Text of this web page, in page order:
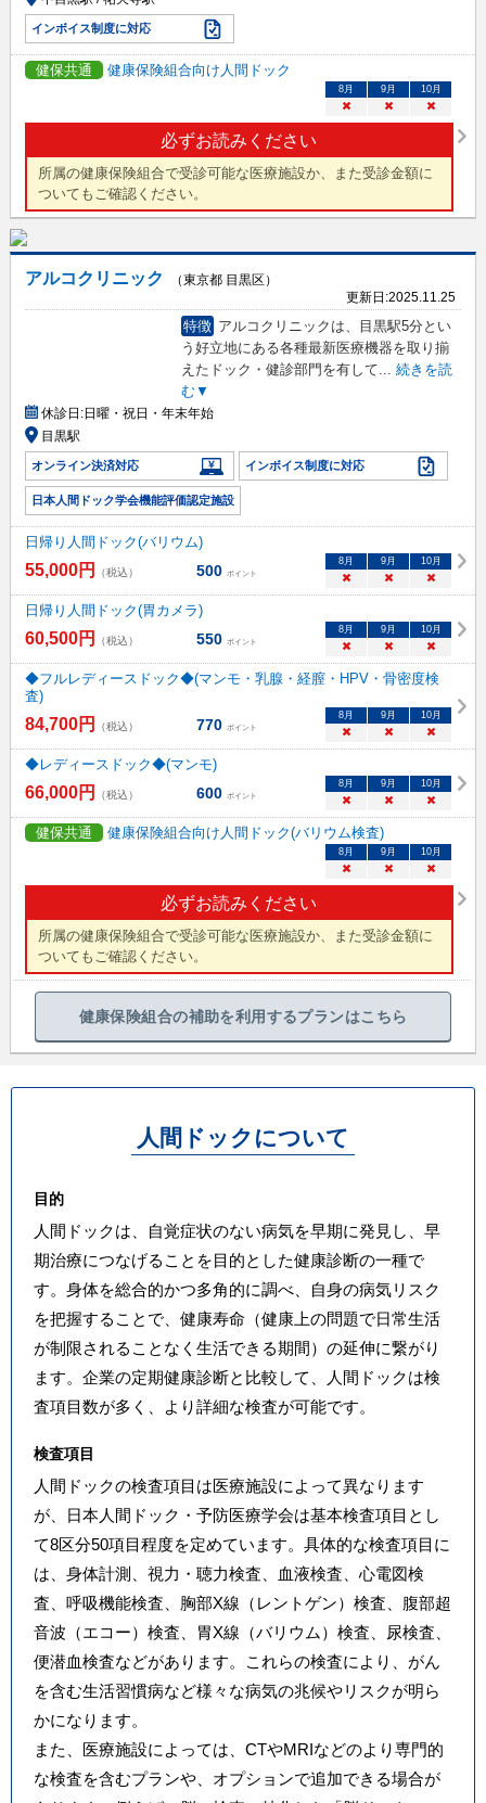
インボイス制度に対応
健保共通 健康保険組合向け人間ドック
必ずお読みください
所属の健康保険組合で受診可能な医療施設か、また受診金額に
ついてもご確認ください。
8月 9月 10月
× × ×
アルコクリニック
（東京都 目黒区）
更新日:2025.11.25
特徴 アルコクリニックは、目黒駅5分とい
う好立地にある各種最新医療機器を取り揃
えたドック・健診部門を有して
続きを読
む▼
休診日:日曜・祝日・年末年始
目黒駅
オンライン決済対応 インボイス制度に対応
日本人間ドック学会機能評価認定施設
日帰り人間ドック(バリウム)
55,000円 （税込） 500 ポイント
8 月 9 月 10月
× × ×
日帰り人間ドック(胃カメラ)
60,500円 （税込） 550 ポイント
8 月 9 月 10月
× × ×
◆フルレディースドック◆(マンモ・乳腺・経膣・HPV・骨密度検
査)
84,700円 （税込） 770 ポイント
8 月 9 月 10月
× × ×
◆レディースドック◆(マンモ)
66,000円 （税込） 600 ポイント
8 月 9 月 10月
× × ×
健保共通 健康保険組合向け人間ドック(バリウム検査)
必ずお読みください
所属の健康保険組合で受診可能な医療施設か、また受診金額に
ついてもご確認ください。
8 月 9 月 10月
× × ×
健康保険組合の補助を利用するプランはこちら
人間ドックについて
目的
人間ドックは、自覚症状のない病気を早期に発見し、早
期治療につなげることを目的とした健康診断の一種で
す。身体を総合的かつ多角的に調べ、自身の病気リスク
を把握することで、健康寿命（健康上の問題で日常生活
が制限されることなく生活できる期間）の延伸に繋がり
ます。企業の定期健康診断と比較して、人間ドックは検
査項目数が多く、より詳細な検査が可能です。
検査項目
人間ドックの検査項目は医療施設によって異なります
が、日本人間ドック・予防医療学会は基本検査項目とし
て8区分50項目程度を定めています。具体的な検査項目に
は、身体計測、視力・聴力検査、血液検査、心電図検
査、呼吸機能検査、胸部X線（レントゲン）検査、腹部超
音波（エコー）検査、胃X線（バリウム）検査、尿検査、
便潜血検査などがあります。これらの検査により、がん
を含む生活習慣病など様々な病気の兆候やリスクが明ら
かになります。
また、医療施設によっては、CTやMRIなどのより専門的
な検査を含むプランや、オプションで追加できる場合が